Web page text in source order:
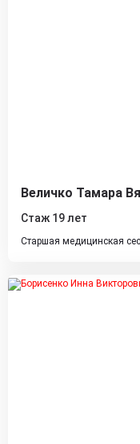
Величко Тамара
Стаж 19 лет
Старшая медицинская